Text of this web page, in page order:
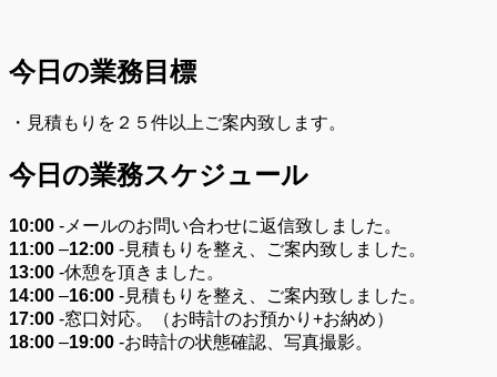
今日の業務目標
・見積もりを２５件以上ご案内致します。
今日の業務スケジュール
10:00 -メールのお問い合わせに返信致しました。
11:00 –12:00 -見積もりを整え、ご案内致しました。
13:00 -休憩を頂きました。
14:00 –16:00 -見積もりを整え、ご案内致しました。
17:00 -窓口対応。（お時計のお預かり+お納め）
18:00 –19:00 -お時計の状態確認、写真撮影。